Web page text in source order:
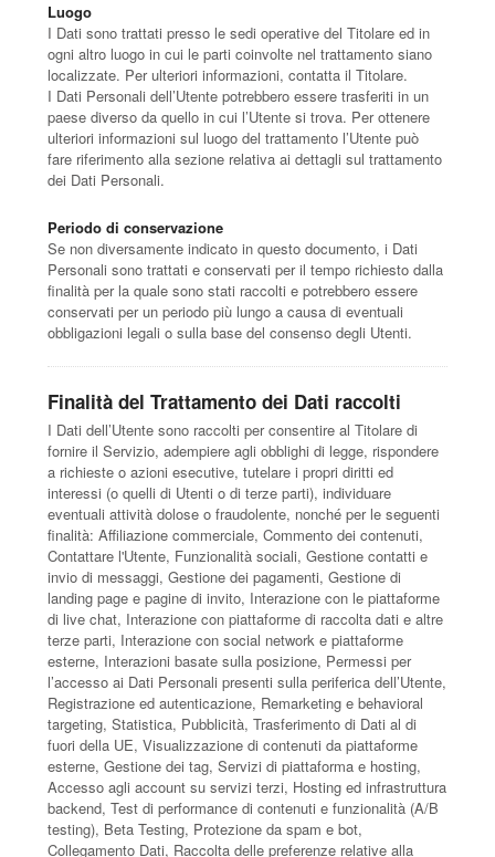
Luogo
I Dati sono trattati presso le sedi operative del Titolare ed in
ogni altro luogo in cui le parti coinvolte nel trattamento siano
localizzate. Per ulteriori informazioni, contatta il Titolare.
I Dati Personali dell’Utente potrebbero essere trasferiti in un
paese diverso da quello in cui l’Utente si trova. Per ottenere
ulteriori informazioni sul luogo del trattamento l’Utente può
fare riferimento alla sezione relativa ai dettagli sul trattamento
dei Dati Personali.
Periodo di conservazione
Se non diversamente indicato in questo documento, i Dati
Personali sono trattati e conservati per il tempo richiesto dalla
finalità per la quale sono stati raccolti e potrebbero essere
conservati per un periodo più lungo a causa di eventuali
obbligazioni legali o sulla base del consenso degli Utenti.
Finalità del Trattamento dei Dati raccolti
I Dati dell’Utente sono raccolti per consentire al Titolare di
fornire il Servizio, adempiere agli obblighi di legge, rispondere
a richieste o azioni esecutive, tutelare i propri diritti ed
interessi (o quelli di Utenti o di terze parti), individuare
eventuali attività dolose o fraudolente, nonché per le seguenti
finalità: Affiliazione commerciale, Commento dei contenuti,
Contattare l'Utente, Funzionalità sociali, Gestione contatti e
invio di messaggi, Gestione dei pagamenti, Gestione di
landing page e pagine di invito, Interazione con le piattaforme
di live chat, Interazione con piattaforme di raccolta dati e altre
terze parti, Interazione con social network e piattaforme
esterne, Interazioni basate sulla posizione, Permessi per
l’accesso ai Dati Personali presenti sulla periferica dell’Utente,
Registrazione ed autenticazione, Remarketing e behavioral
targeting, Statistica, Pubblicità, Trasferimento di Dati al di
fuori della UE, Visualizzazione di contenuti da piattaforme
esterne, Gestione dei tag, Servizi di piattaforma e hosting,
Accesso agli account su servizi terzi, Hosting ed infrastruttura
backend, Test di performance di contenuti e funzionalità (A/B
testing), Beta Testing, Protezione da spam e bot,
Collegamento Dati, Raccolta delle preferenze relative alla